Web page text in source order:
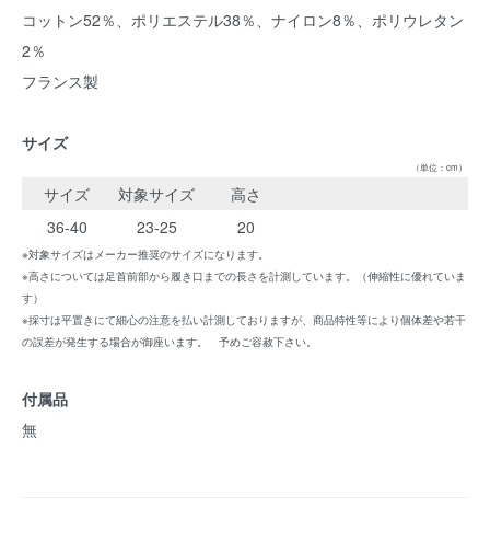
コットン52％、ポリエステル38％、ナイロン8％、ポリウレタン
2％
フランス製
サイズ
（単位：cm）
サイズ 対象サイズ
高さ
36-40
23-25 20
※対象サイズはメーカー推奨のサイズになります。
※高さについては足首前部から履き口までの長さを計測しています。（伸縮性に優れていま
す）
※採寸は平置きにて細心の注意を払い計測しておりますが、商品特性等により個体差や若干
の誤差が発生する場合が御座います。 予めご容赦下さい。
付属品
無